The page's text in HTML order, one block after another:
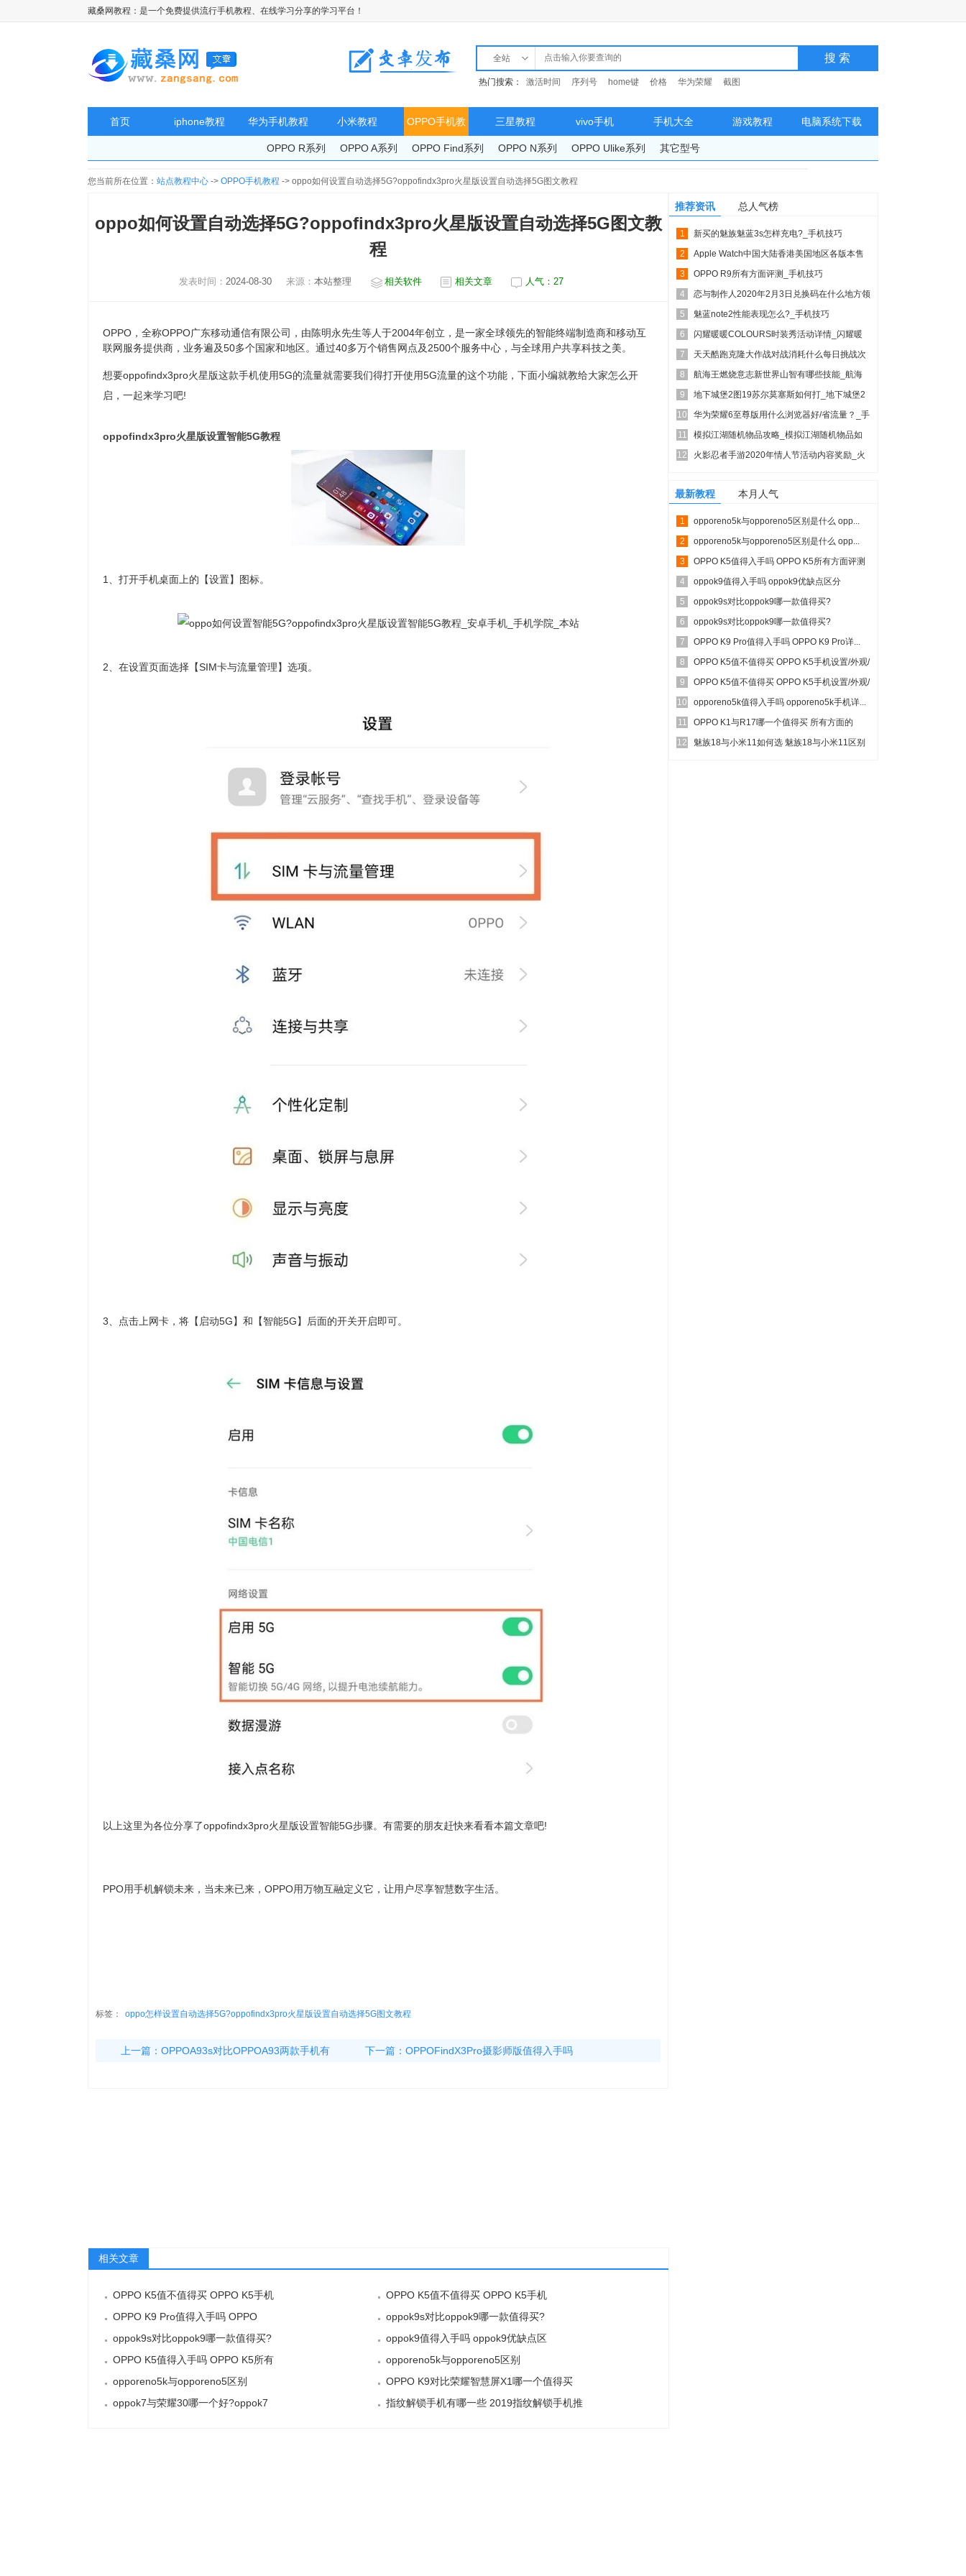
藏桑网教程：是一个免费提供流行手机教程、在线学习分享的学习平台！
全站
热门搜索： 激活时间 序列号 home键 价格 华为荣耀 截图
首页 iphone教程 华为手机教程 小米教程 OPPO手机教
程
三星教程 vivo手机 手机大全 游戏教程 电脑系统下载
OPPO R系列 OPPO A系列 OPPO Find系列 OPPO N系列 OPPO Ulike系列 其它型号
您当前所在位置： 站点教程中心 -> OPPO手机教程 -> oppo如何设置自动选择5G?oppofindx3pro火星版设置自动选择5G图文教程
oppo如何设置自动选择5G?oppofindx3pro火星版设置自动选择5G图文教
程
发表时间： 2024-08-30 来源： 本站整理 相关软件 相关文章 人气： 27
OPPO，全称OPPO广东移动通信有限公司，由陈明永先生等人于2004年创立，是一家全球领先的智能终端制造商和移动互
联网服务提供商，业务遍及50多个国家和地区。通过40多万个销售网点及2500个服务中心，与全球用户共享科技之美。
想要oppofindx3pro火星版这款手机使用5G的流量就需要我们得打开使用5G流量的这个功能，下面小编就教给大家怎么开
启，一起来学习吧!
oppofindx3pro火星版设置智能5G教程
1、打开手机桌面上的【设置】图标。
2、在设置页面选择【SIM卡与流量管理】选项。
3、点击上网卡，将【启动5G】和【智能5G】后面的开关开启即可。
以上这里为各位分享了oppofindx3pro火星版设置智能5G步骤。有需要的朋友赶快来看看本篇文章吧!
PPO用手机解锁未来，当未来已来，OPPO用万物互融定义它，让用户尽享智慧数字生活。
标签： oppo怎样设置自动选择5G?oppofindx3pro火星版设置自动选择5G图文教程
上一篇： OPPOA93s对比OPPOA93两款手机有 下一篇： OPPOFindX3Pro摄影师版值得入手吗
推荐资讯 总人气榜
1
新买的魅族魅蓝3s怎样充电?_手机技巧
2
Apple Watch中国大陆香港美国地区各版本售
价列表_...
3
OPPO R9所有方面评测_手机技巧
4
恋与制作人2020年2月3日兑换码在什么地方领
_恋与制作人...
5
魅蓝note2性能表现怎么?_手机技巧
6
闪耀暖暖COLOURS时装秀活动详情_闪耀暖
暖COLOUR...
7
天天酷跑克隆大作战对战消耗什么每日挑战次
数有限？
8
航海王燃烧意志新世界山智有哪些技能_航海
王燃烧意志新世界山...
9
地下城堡2图19苏尔莫塞斯如何打_地下城堡2
图19苏尔莫塞...
10
华为荣耀6至尊版用什么浏览器好/省流量？_手
机技巧
11
模拟江湖随机物品攻略_模拟江湖随机物品如
何
12
火影忍者手游2020年情人节活动内容奖励_火
最新教程 本月人气
1
opporeno5k与opporeno5区别是什么 opp...
2
opporeno5k与opporeno5区别是什么 opp...
3
OPPO K5值得入手吗 OPPO K5所有方面评测
4
oppok9值得入手吗 oppok9优缺点区分
5
oppok9s对比oppok9哪一款值得买?
oppok9s...
6
oppok9s对比oppok9哪一款值得买?
oppok9s...
7
OPPO K9 Pro值得入手吗 OPPO K9 Pro详...
8
OPPO K5值不值得买 OPPO K5手机设置/外观/
性...
9
OPPO K5值不值得买 OPPO K5手机设置/外观/
性...
10
opporeno5k值得入手吗 opporeno5k手机详...
11
OPPO K1与R17哪一个值得买 所有方面的
OPPO R...
12
魅族18与小米11如何选 魅族18与小米11区别
相关文章
OPPO K5值不值得买 OPPO K5手机
OPPO K5值不值得买 OPPO K5手机
OPPO K9 Pro值得入手吗 OPPO
oppok9s对比oppok9哪一款值得买?
oppok9s对比oppok9哪一款值得买?
oppok9值得入手吗 oppok9优缺点区
OPPO K5值得入手吗 OPPO K5所有
opporeno5k与opporeno5区别
opporeno5k与opporeno5区别
OPPO K9对比荣耀智慧屏X1哪一个值得买
oppok7与荣耀30哪一个好?oppok7
指纹解锁手机有哪一些 2019指纹解锁手机推